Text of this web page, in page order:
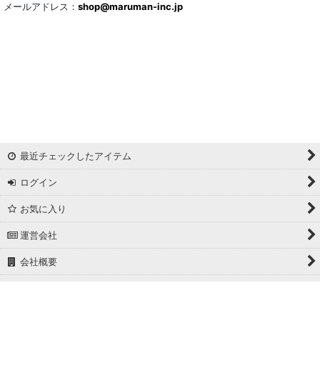
メールアドレス： shop@maruman-inc.jp
最近チェックしたアイテム
ログイン
お気に入り
運営会社
会社概要